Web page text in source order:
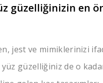
güzelliğinizin en
jest ve mimiklerinizi
yüz güzelliğiniz de o